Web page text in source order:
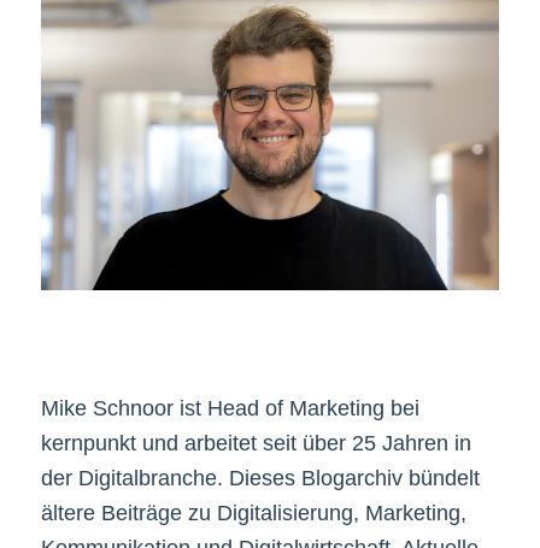
Mike Schnoor ist Head of Marketing bei
kernpunkt und arbeitet seit über 25 Jahren in
der Digitalbranche. Dieses Blogarchiv bündelt
ältere Beiträge zu Digitalisierung, Marketing,